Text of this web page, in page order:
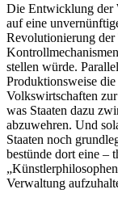
Die Entwicklung der
auf eine
Revolutionierung
stellen würde.
Produktionsweise
Volkswirtschaften
was Staaten dazu
abzuwehren. Und
Staaten noch
bestünde dort eine –
Verwaltung